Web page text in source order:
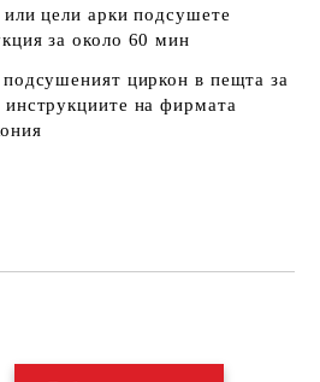
цели арки подсушете
за около 60 мин
циркон в пещта за
инструкциите на фирмата